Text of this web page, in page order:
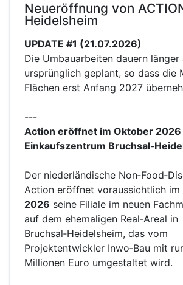
Neueröffnung von
Heidelsheim
UPDATE #1 (21.07.2026)
Die Umbauarbeiten dauern länger
ursprünglich geplant, so dass die
Flächen erst Anfang 2027
---
Action eröffnet im Oktober 2026
Einkaufszentrum
Der niederländische
Action eröffnet voraussichtlich im
2026 seine Filiale im neuen
auf dem ehemaligen Real‑Areal in
Bruchsal‑Heidelsheim, das vom
Projektentwickler Inwo‑Bau mit
Millionen Euro umgestaltet wird.